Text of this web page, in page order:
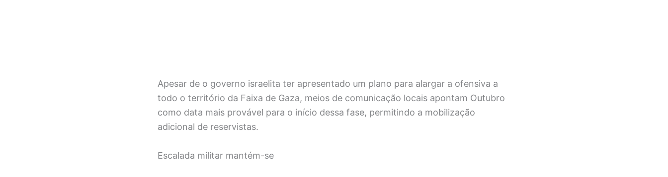
Apesar de o governo israelita ter apresentado um plano para alargar a ofensiva a
todo o território da Faixa de Gaza, meios de comunicação locais apontam Outubro
como data mais provável para o início dessa fase, permitindo a mobilização
adicional de reservistas.
Escalada militar mantém-se